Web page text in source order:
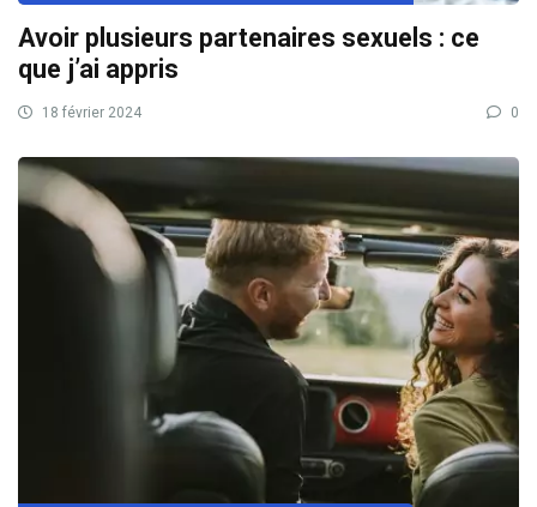
Avoir plusieurs partenaires sexuels : ce
que j’ai appris
18 février 2024 0